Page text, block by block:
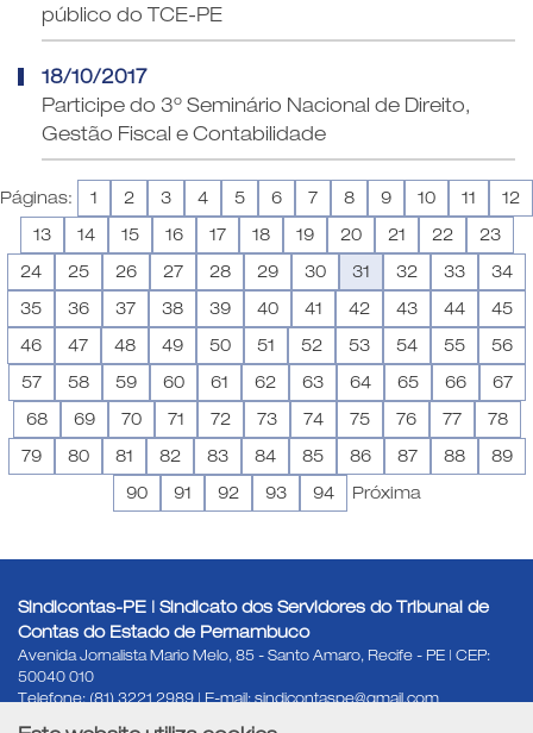
público do TCE-PE
18/10/2017
Participe do 3º Seminário Nacional de Direito,
Gestão Fiscal e Contabilidade
Páginas: 1 2 3 4 5 6 7 8 9 10 11
12
13
14 15 16 17 18 19 20 21 22
23
24
25 26 27 28 29 30 31 32 33
34
35
36 37 38 39 40 41 42 43 44
45
46
47 48 49 50 51 52 53 54 55
56
57
58 59 60 61 62 63 64 65 66
67
68
69 70 71 72 73 74 75 76 77
78
79
80 81 82 83 84 85 86 87 88
89
90
91 92 93 94 Próxima
Sindicontas-PE | Sindicato dos Servidores do Tribunal de
Contas do Estado de Pernambuco
Avenida Jornalista Mario Melo, 85 - Santo Amaro, Recife - PE | CEP:
50040 010
Telefone: (81) 3221 2989 | E-mail: sindicontaspe@gmail.com